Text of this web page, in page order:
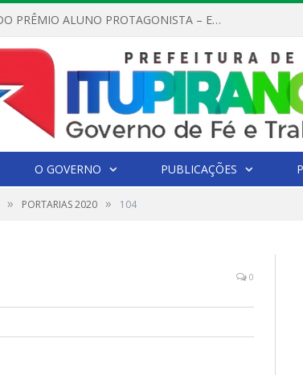
REGULAMENTO OFICIAL DO PRÊMIO ALUNO PROTAGONISTA – EDIÇÃO 2026
O GOVERNO PUBLICAÇÕES
» PORTARIAS 2020 » 104
0